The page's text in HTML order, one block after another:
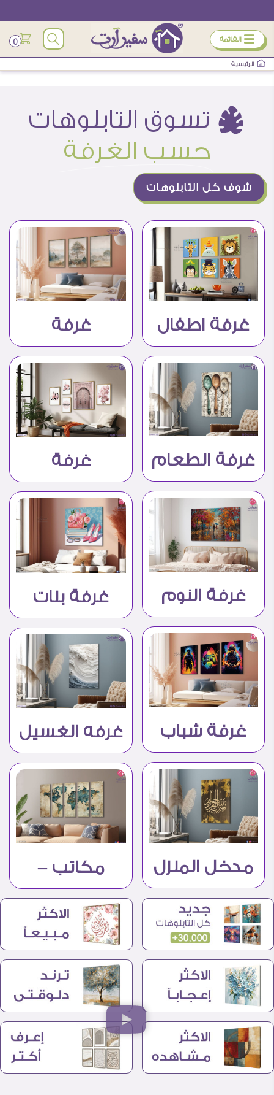
ÿ القائمة 0
الرئيسية
ò تسوق التابلوهات
حسب الغرفة
شوف كل التابلوهات
غرفة اطفال
غرفة
الاستقبال
غرفة الطعام
– المطبخ
غرفة
المعيشة
غرفة النوم غرفة بنات
غرفة شباب
غرفه الغسيل
– التويليت
مدخل المنزل
مكاتب –
شركات –
اعمال